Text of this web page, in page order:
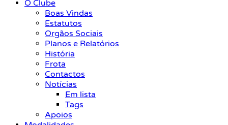
O Clube
Boas Vindas
Estatutos
Orgãos Sociais
Planos e Relatórios
História
Frota
Contactos
Notícias
Em lista
Tags
Apoios